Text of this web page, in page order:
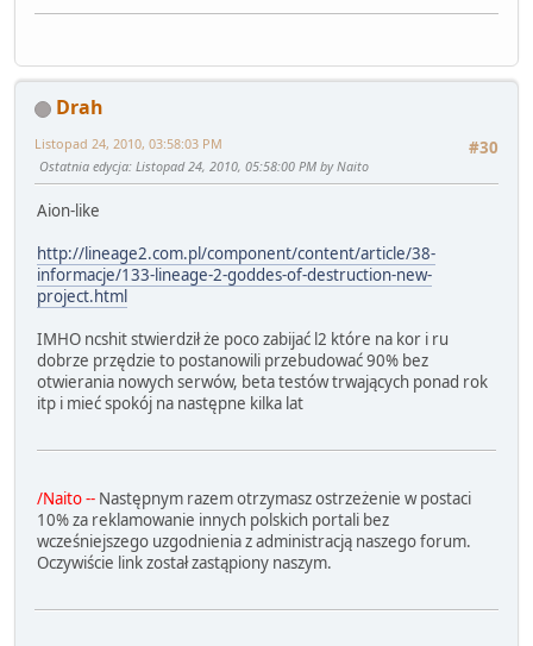
Drah
#30
Listopad 24, 2010, 03:58:03 PM
Ostatnia edycja: Listopad 24, 2010, 05:58:00 PM by Naito
Aion-like
http://lineage2.com.pl/component/content/article/38-
informacje/133-lineage-2-goddes-of-destruction-new-
project.html
IMHO ncshit stwierdził że poco zabijać l2 które na kor i ru
dobrze przędzie to postanowili przebudować 90% bez
otwierania nowych serwów, beta testów trwających ponad rok
itp i mieć spokój na następne kilka lat
/Naito -- Następnym razem otrzymasz ostrzeżenie w postaci
10% za reklamowanie innych polskich portali bez
wcześniejszego uzgodnienia z administracją naszego forum.
Oczywiście link został zastąpiony naszym.